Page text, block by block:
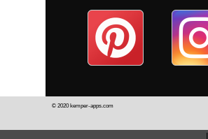
© 2020 kemper-apps.com